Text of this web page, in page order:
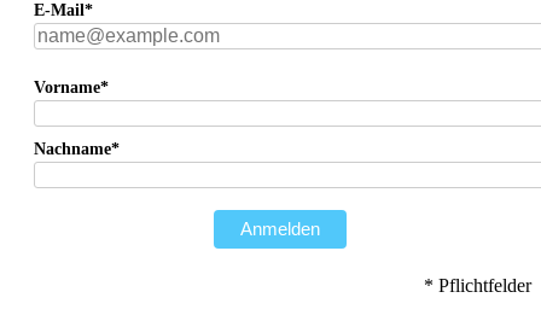
E-Mail*
Vorname*
Nachname*
Anmelden
* Pflichtfelder